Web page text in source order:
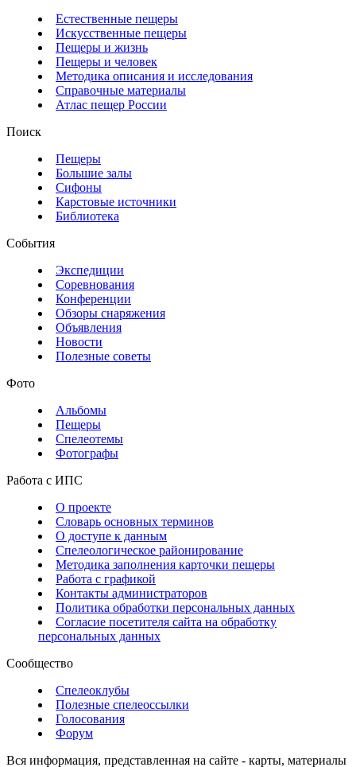
Естественные пещеры
Искусственные пещеры
Пещеры и жизнь
Пещеры и человек
Методика описания и исследования
Справочные материалы
Атлас пещер России
Поиск
Пещеры
Большие залы
Сифоны
Карстовые источники
Библиотека
События
Экспедиции
Соревнования
Конференции
Обзоры снаряжения
Объявления
Новости
Полезные советы
Фото
Альбомы
Пещеры
Спелеотемы
Фотографы
Работа с ИПС
О проекте
Словарь основных терминов
О доступе к данным
Спелеологическое районирование
Методика заполнения карточки пещеры
Работа с графикой
Контакты администраторов
Политика обработки персональных данных
Согласие посетителя сайта на обработку
персональных данных
Сообщество
Спелеоклубы
Полезные спелеоссылки
Голосования
Форум
Вся информация, представленная на сайте - карты, материалы